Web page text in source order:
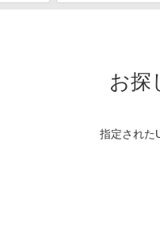
お探
指定された